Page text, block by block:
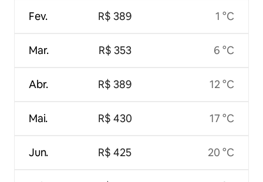
Fev.
Mar.
Abr.
Mai.
Jun.
R$ 389
R$ 353
R$ 389
R$ 430
R$ 425
1 °C
6 °C
12 °C
17 °C
20 °C